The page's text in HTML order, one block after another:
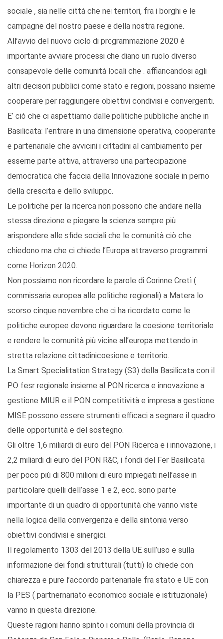
sociale , sia nelle città che nei territori, fra i borghi e le
campagne del nostro paese e della nostra regione.
All’avvio del nuovo ciclo di programmazione 2020 è
importante avviare processi che diano un ruolo diverso
consapevole delle comunità locali che . affiancandosi agli
altri decisori pubblici come stato e regioni, possano insieme
cooperare per raggiungere obiettivi condivisi e convergenti.
E’ ciò che ci aspettiamo dalle politiche pubbliche anche in
Basilicata: l’entrare in una dimensione operativa, cooperante
e partenariale che avvicini i cittadini al cambiamento per
esserne parte attiva, attraverso una partecipazione
democratica che faccia della Innovazione sociale in perno
della crescita e dello sviluppo.
Le politiche per la ricerca non possono che andare nella
stessa direzione e piegare la scienza sempre più
arispondere alle sfide sociali che le comunità ciò che
chiedono ma che ci chiede l’Europa attraverso programmi
come Horizon 2020.
Non possiamo non ricordare le parole di Corinne Cretì (
commissaria europea alle politiche regionali) a Matera lo
scorso cinque novembre che ci ha ricordato come le
politiche europee devono riguardare la coesione territoriale
e rendere le comunità più vicine all’europa mettendo in
stretta relazione cittadinicoesione e territorio.
La Smart Specialitation Strategy (S3) della Basilicata con il
PO fesr regionale insieme al PON ricerca e innovazione a
gestione MIUR e il PON competitività e impresa a gestione
MISE possono essere strumenti efficaci a segnare il quadro
delle opportunità e del sostegno.
Gli oltre 1,6 miliardi di euro del PON Ricerca e i innovazione, i
2,2 miliardi di euro del PON R&C, i fondi del Fer Basilicata
per poco più di 800 milioni di euro impiegati nell’asse in
particolare quelli dell’asse 1 e 2, ecc. sono parte
importante di un quadro di opportunità che vanno viste
nella logica della convergenza e della sintonia verso
obiettivi condivisi e sinergici.
Il regolamento 1303 del 2013 della UE sull’uso e sulla
informazione dei fondi strutturali (tutti) lo chiede con
chiarezza e pure l’accordo partenariale fra stato e UE con
la PES ( partnernariato economico sociale e istituzionale)
vanno in questa direzione.
Queste ragioni hanno spinto i comuni della provincia di